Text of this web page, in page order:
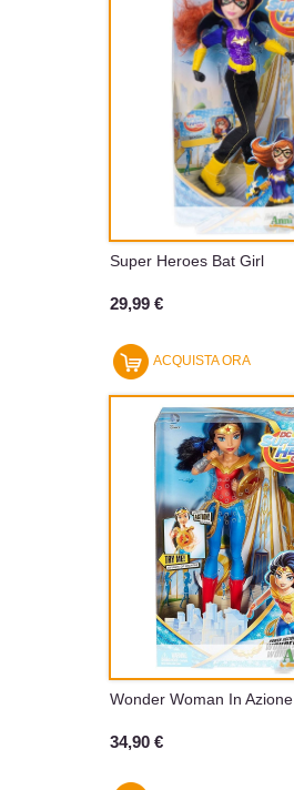
Super Heroes Bat Girl
29,99 €
ACQUISTA ORA
Wonder Woman In Azione
34,90 €